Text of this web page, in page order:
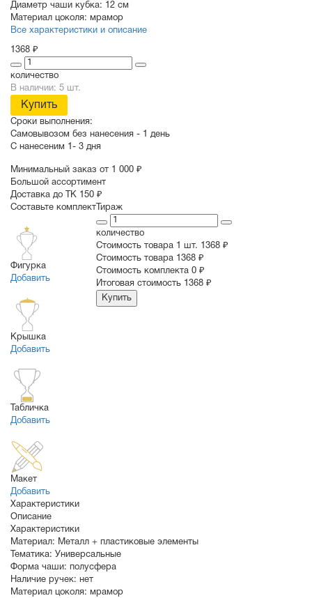
Диаметр чаши кубка: 12 см
Материал цоколя: мрамор
Все характеристики и описание
1368 ₽
количество
В наличии: 5 шт.
Купить
Сроки выполнения:
Самовывозом без нанесения - 1 день
С нанесеним 1- 3 дня
Минимальный заказ от 1 000 ₽
Большой ассортимент
Доставка до ТК 150 ₽
Составьте комплект
Фигурка
Добавить
Крышка
Добавить
Табличка
Добавить
Макет
Добавить
Тираж
количество
Стоимость товара 1 шт. 1368 ₽
Cтоимость товара 1368 ₽
Стоимость комплекта 0 ₽
Итоговая стоимость 1368 ₽
Купить
Характеристики
Описание
Характеристики
Материал: Металл + пластиковые элементы
Тематика: Универсальные
Форма чаши: полусфера
Наличие ручек: нет
Материал цоколя: мрамор